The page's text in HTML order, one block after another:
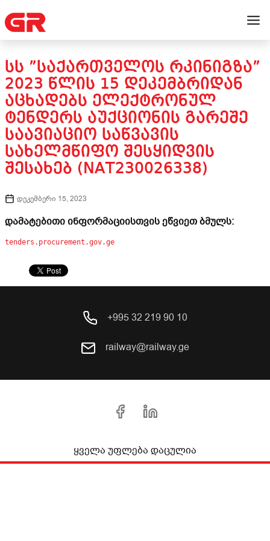
ᲡᲡ ”ᲡᲐᲥᲐᲠᲗᲕᲔᲚᲝᲡ ᲠᲙᲘᲜᲘᲒᲖᲐ”
2023 ᲬᲚᲘᲡ 15 ᲓᲔᲙᲔᲛᲑᲠᲘᲓᲐᲜ
ᲐᲪᲮᲐᲓᲔᲑᲡ ᲔᲚᲔᲥᲢᲠᲝᲜᲣᲚ
ᲢᲔᲜᲓᲔᲠᲡ ᲐᲣᲥᲪᲘᲝᲜᲘᲡ ᲒᲐᲠᲔᲨᲔ
ᲡᲐᲐᲕᲘᲐᲪᲘᲝ ᲡᲐᲬᲕᲐᲕᲘᲡ
ᲡᲐᲮᲔᲚᲛᲬᲘᲤᲝ ᲨᲔᲡᲧᲘᲓᲕᲘᲡ
ᲨᲔᲡᲐᲮᲔᲑ (NAT230026338)
დეკემბერი 15, 2023
დამატებითი ინფორმაციისთვის ეწვიეთ ბმულს:
tenders.procurement.gov.ge
+995 32 219 90 10
railway@railway.ge
ყველა უფლება დაცულია